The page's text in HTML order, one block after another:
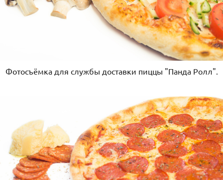
Фотосъёмка для службы доставки пиццы "Панда Ролл".